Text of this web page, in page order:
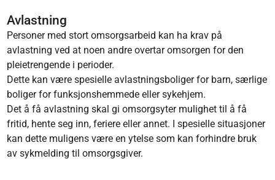
Avlastning
Personer med stort omsorgsarbeid kan ha krav på
avlastning ved at noen andre overtar omsorgen for den
pleietrengende i perioder.
Dette kan være spesielle avlastningsboliger for barn, særlige
boliger for funksjonshemmede eller sykehjem.
Det å få avlastning skal gi omsorgsyter mulighet til å få
fritid, hente seg inn, feriere eller annet. I spesielle situasjoner
kan dette muligens være en ytelse som kan forhindre bruk
av sykmelding til omsorgsgiver.